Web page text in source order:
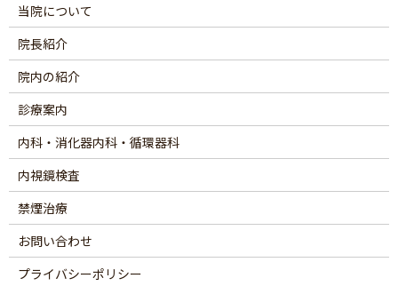
当院について
院長紹介
院内の紹介
診療案内
内科・消化器内科・循環器科
内視鏡検査
禁煙治療
お問い合わせ
プライバシーポリシー